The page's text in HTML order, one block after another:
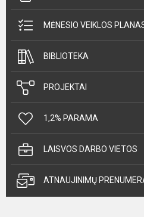
MĖNESIO VEIKLOS
BIBLIOTEKA
PROJEKTAI
1,2% PARAMA
LAISVOS DARBO VIETOS
ATNAUJINIMŲ